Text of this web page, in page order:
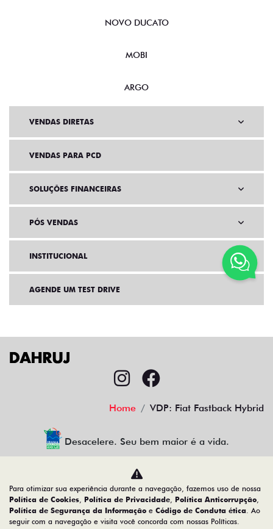
NOVO DUCATO
MOBI
ARGO
VENDAS DIRETAS
VENDAS PARA PCD
SOLUÇÕES FINANCEIRAS
PÓS VENDAS
INSTITUCIONAL
AGENDE UM TEST DRIVE
Home VDP: Fiat Fastback Hybrid
Desacelere. Seu bem maior é a vida.
CMJ Comércio de Veículos Ltda
05.026.792/0024-83
Para otimizar sua experiência durante a navegação, fazemos uso de nossa
Política de Cookies, Política de Privacidade, Política Anticorrupção,
Política de Segurança da Informação e Código de Conduta ética. Ao
seguir com a navegação e visita você concorda com nossas Políticas.